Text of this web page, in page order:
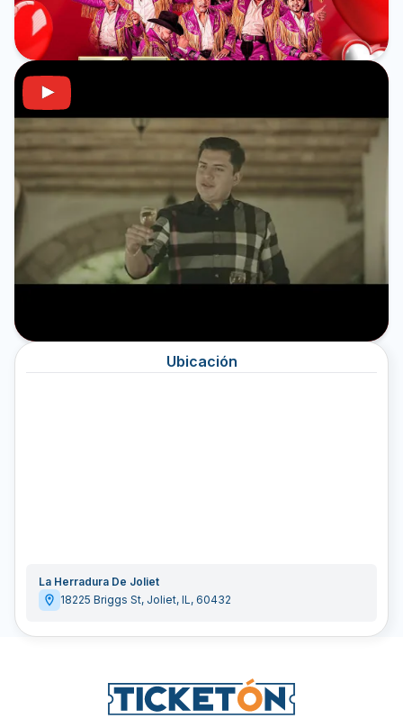
Ubicación
La Herradura De Joliet
18225 Briggs St, Joliet, IL, 60432